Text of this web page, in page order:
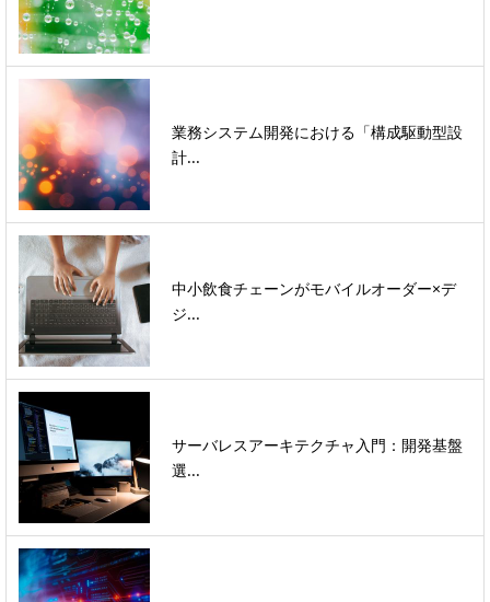
業務システム開発における「構成駆動型設
計...
中小飲食チェーンがモバイルオーダー×デ
ジ...
サーバレスアーキテクチャ入門：開発基盤
選...